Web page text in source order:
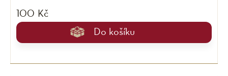
100 Kč
Do košíku